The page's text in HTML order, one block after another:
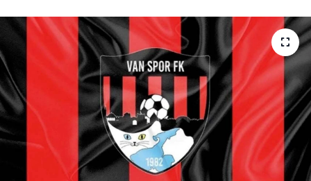
Diğer
DÜNYA
EĞİTİM
EKONOMİ